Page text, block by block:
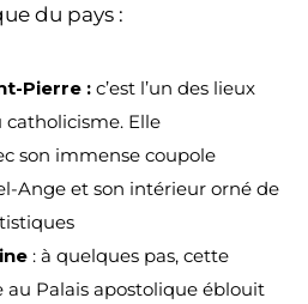
du pays :
Pierre : c’est l’un des lieux
catholicisme. Elle
son immense coupole
Ange et son intérieur orné de
: à quelques pas, cette
au Palais apostolique éblouit